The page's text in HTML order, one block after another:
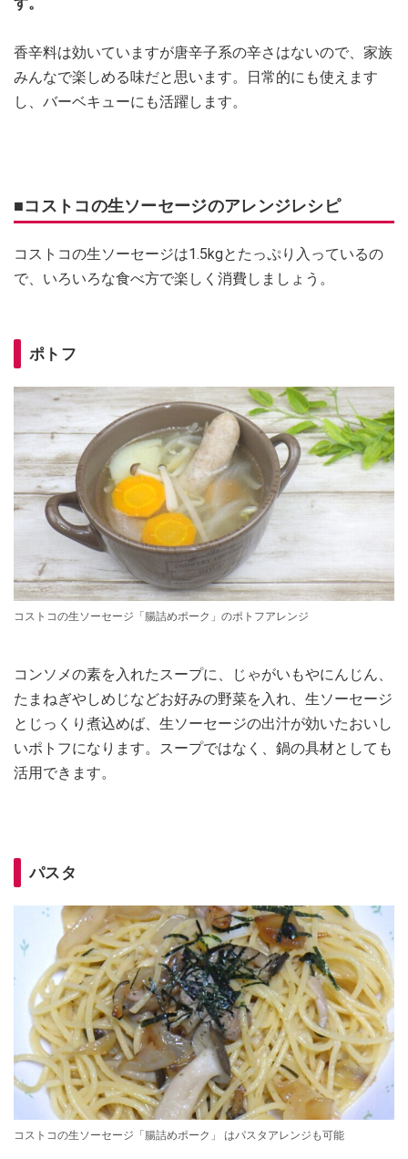
香辛料は効いていますが唐辛子系の辛さはないので、家族
みんなで楽しめる味だと思います。日常的にも使えます
し、バーベキューにも活躍します。
■コストコの生ソーセージのアレンジレシピ
コストコの生ソーセージは1.5kgとたっぷり入っているの
で、いろいろな食べ方で楽しく消費しましょう。
ポトフ
コストコの生ソーセージ「腸詰めポーク」のポトフアレンジ
コンソメの素を入れたスープに、じゃがいもやにんじん、
たまねぎやしめじなどお好みの野菜を入れ、生ソーセージ
とじっくり煮込めば、生ソーセージの出汁が効いたおいし
いポトフになります。スープではなく、鍋の具材としても
活用できます。
パスタ
コストコの生ソーセージ「腸詰めポーク」 はパスタアレンジも可能